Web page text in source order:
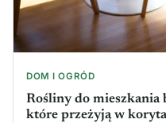
DOM I OGRÓD
Rośliny do mieszkania
które przeżyją w